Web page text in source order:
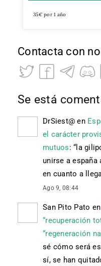
35€ por 1 año
Contacta con
Se está
DrSiest@ en
el carácter
mutuos: “ la
unirse a
en cuanto a
Ago 9, 08:44
San Pito Pato en
“recuperación
“regeneración
sé cómo será
sí, se han